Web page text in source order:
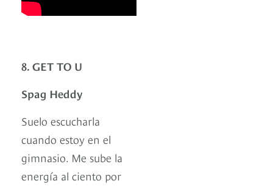
8. GET TO U
Spag Heddy
Suelo escucharla
cuando estoy en el
gimnasio. Me sube la
energía al ciento por